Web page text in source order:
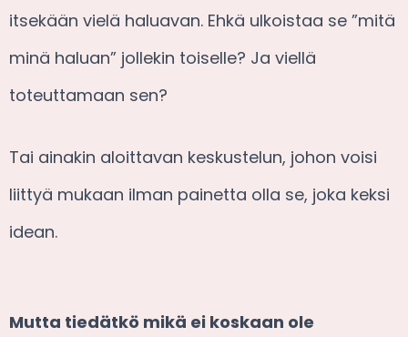
itsekään vielä haluavan. Ehkä ulkoistaa se ”mitä
minä haluan” jollekin toiselle? Ja viellä
toteuttamaan sen?
Tai ainakin aloittavan keskustelun, johon voisi
liittyä mukaan ilman painetta olla se, joka keksi
idean.
Mutta tiedätkö mikä ei koskaan ole